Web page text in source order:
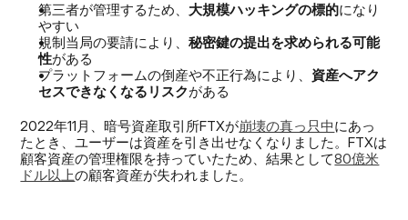
第三者が管理するため、 大規模ハッキングの標的になり
やすい
規制当局の要請により、秘密鍵の提出を求められる可能
性がある
プラットフォームの倒産や不正行為により、 資産へアク
セスできなくなるリスクがある
2022年11月、暗号資産取引所FTXが崩壊の真っ只中にあっ
たとき、ユーザーは資産を引き出せなくなりました。FTXは
顧客資産の管理権限を持っていたため、結果として80億米
ドル以上の顧客資産が失われました。